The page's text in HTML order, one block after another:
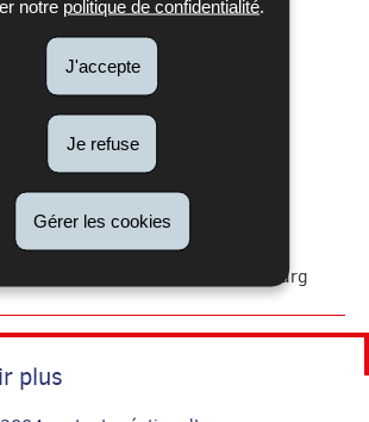
notre politique de confidentialité.
J'accepte
Je refuse
Gérer les cookies
pompiers: 49771-2500
du public:
49771-2595
manifestation
de prévention
d'Incendie et de Secours (CNIS)
Kockelscheuer, L-1821 Luxembourg
plus